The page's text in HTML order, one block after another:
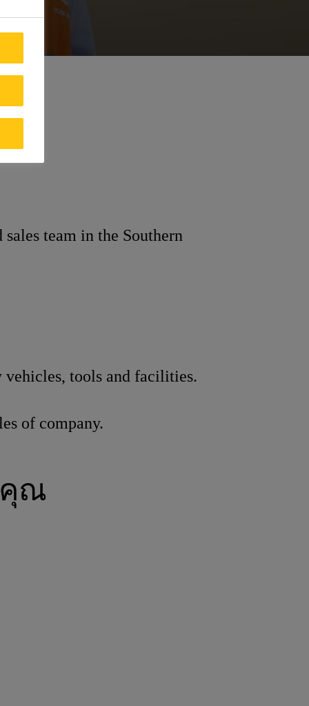
team in the Southern
vehicles, tools and facilities.
of company.
คุณ